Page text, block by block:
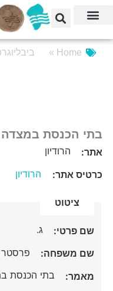
Home »
בתי הכנסת במצדה
אתר: הרודיון
כרטיס אתר: הרודיון
ציטוט
שם פרטי: ג.
שם משפחה: פרסטר
מאמר: בתי הכנסת